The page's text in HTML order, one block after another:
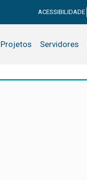
ACESSIBILIDADE
Projetos Servidores